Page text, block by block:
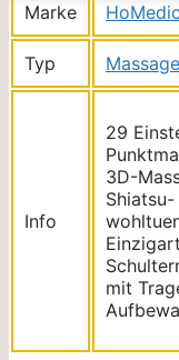
Marke
Typ
Info
29
3D-
mit